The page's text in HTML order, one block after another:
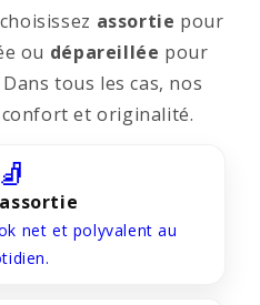
assortie pour
ou dépareillée pour
tous les cas, nos
et originalité.
🧦
net et polyvalent au